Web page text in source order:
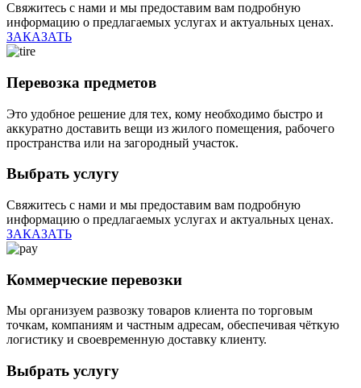
Свяжитесь с нами и мы предоставим вам подробную
информацию о предлагаемых услугах и актуальных ценах.
ЗАКАЗАТЬ
Перевозка предметов
Это удобное решение для тех, кому необходимо быстро и
аккуратно доставить вещи из жилого помещения, рабочего
пространства или на загородный участок.
Выбрать услугу
Свяжитесь с нами и мы предоставим вам подробную
информацию о предлагаемых услугах и актуальных ценах.
ЗАКАЗАТЬ
Коммерческие перевозки
Мы организуем развозку товаров клиента по торговым
точкам, компаниям и частным адресам, обеспечивая чёткую
логистику и своевременную доставку клиенту.
Выбрать услугу